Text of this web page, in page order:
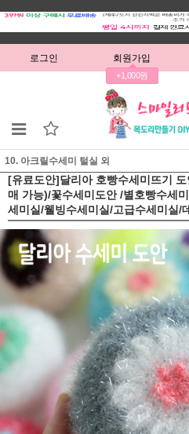
로그인 회원가입
+1,000원
10. 아크릴수세미 털실 외
[유료도안]달리아 호빵수세미뜨기
매 가능)/꽃수세미도안 /별호빵수세
세미실/웰빙수세미실/고급수세미실/